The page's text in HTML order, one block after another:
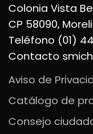
Colonia Vista
CP 58090,
Teléfono (01)
Contacto
Aviso de
Catálogo de
Consejo